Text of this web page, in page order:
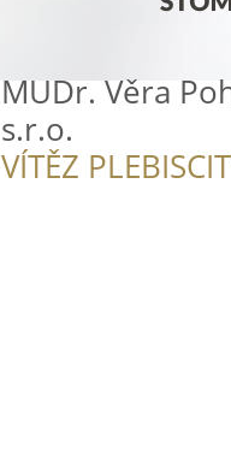
MUDr. Věra
s.r.o.
VÍTĚZ